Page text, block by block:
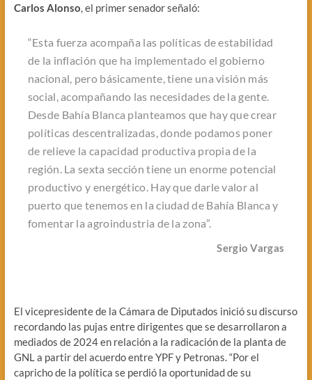
Carlos Alonso , el primer senador señaló:
“Esta fuerza acompaña las políticas de estabilidad
de la inflación que ha implementado el gobierno
nacional, pero básicamente, tiene una visión más
social, acompañando las necesidades de la gente.
Desde Bahía Blanca planteamos que hay que crear
políticas descentralizadas, donde podamos poner
de relieve la capacidad productiva propia de la
región. La sexta sección tiene un enorme potencial
productivo y energético. Hay que darle valor al
puerto que tenemos en la ciudad de Bahía Blanca y
fomentar la agroindustria de la zona”.
Sergio Vargas
El vicepresidente de la Cámara de Diputados inició su discurso
recordando las pujas entre dirigentes que se desarrollaron a
mediados de 2024 en relación a la radicación de la planta de
GNL a partir del acuerdo entre YPF y Petronas. “Por el
capricho de la política se perdió la oportunidad de su